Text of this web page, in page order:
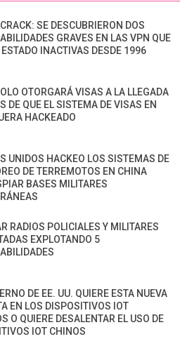
SE DESCUBRIERON DOS
GRAVES EN LAS VPN QUE
INACTIVAS DESDE 1996
OTORGARÁ VISAS A LA LLEGADA
DE QUE EL SISTEMA DE VISAS EN
HACKEADO
UNIDOS HACKEO LOS SISTEMAS DE
DE TERREMOTOS EN CHINA
BASES MILITARES
RADIOS POLICIALES Y MILITARES
EXPLOTANDO 5
DE EE. UU. QUIERE ESTA NUEVA
EN LOS DISPOSITIVOS IOT
O QUIERE DESALENTAR EL USO DE
IOT CHINOS